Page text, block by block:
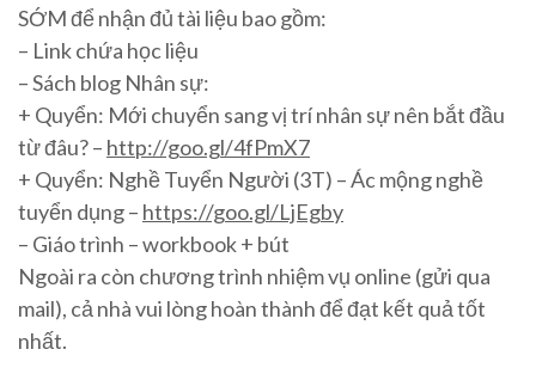
SỚM để nhận đủ tài liệu bao gồm:
– Link chứa học liệu
– Sách blog Nhân sự:
+ Quyển: Mới chuyển sang vị trí nhân sự nên bắt đầu
từ đâu? – http://goo.gl/4fPmX7
+ Quyển: Nghề Tuyển Người (3T) – Ác mộng nghề
tuyển dụng – https://goo.gl/LjEgby
– Giáo trình – workbook + bút
Ngoài ra còn chương trình nhiệm vụ online (gửi qua
mail), cả nhà vui lòng hoàn thành để đạt kết quả tốt
nhất.